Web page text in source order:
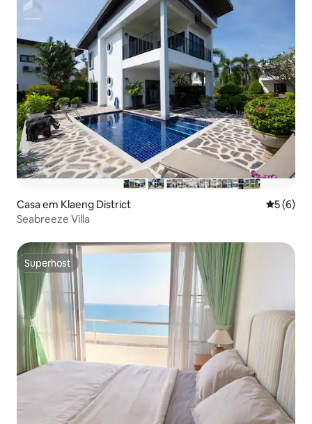
Casa em Klaeng District
5 (6)
Seabreeze Villa
Superhost
Superhost